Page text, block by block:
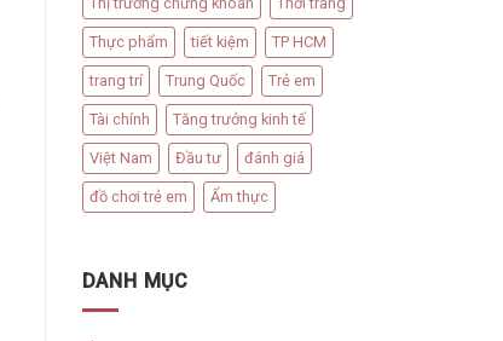
Thực phẩm tiết kiệm TP HCM
trang trí Trung Quốc Trẻ em
Tài chính Tăng trưởng kinh tế
Việt Nam Đầu tư đánh giá
đồ chơi trẻ em Ẩm thực
DANH MỤC